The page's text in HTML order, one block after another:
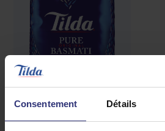
Consentement Détails